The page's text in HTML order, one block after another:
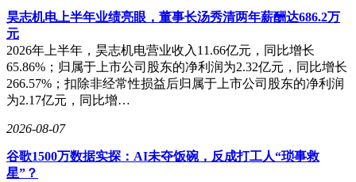
了移动办公场景的适用性。
昊志机电上半年业绩亮眼，董事长汤秀清两年薪酬达686.2万
元
2026年上半年，昊志机电营业收入11.66亿元，同比增长
65.86%；归属于上市公司股东的净利润为2.32亿元，同比增长
266.57%；扣除非经常性损益后归属于上市公司股东的净利润
为2.17亿元，同比增…
2026-08-07
谷歌1500万数据实探：AI未夺饭碗，反成打工人“琐事救
星”？